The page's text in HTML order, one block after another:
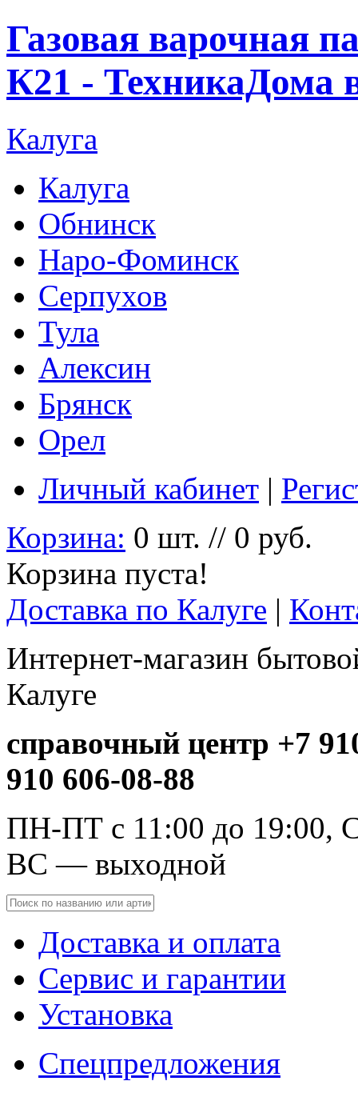
Газовая варочная
К21 - ТехникаДома
Калуга
Калуга
Обнинск
Наро-Фоминск
Серпухов
Тула
Алексин
Брянск
Орел
Личный кабинет |
Корзина: 0 шт. // 0 руб.
Корзина пуста!
Доставка по Калуге |
Интернет-магазин
Калуге
справочный центр +7
910 606-08-88
ПН-ПТ с 11:00 до 19:00,
ВС — выходной
Доставка и оплата
Сервис и гарантии
Установка
Спецпредложения